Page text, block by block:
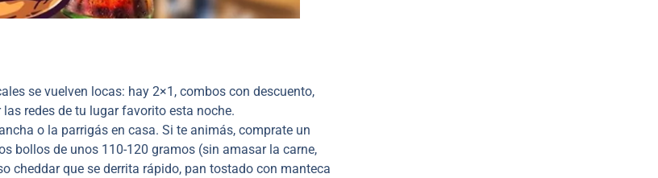
se vuelven locas: hay 2×1, combos con descuento,
redes de tu lugar favorito esta noche.
o la parrigás en casa. Si te animás, comprate un
bollos de unos 110-120 gramos (sin amasar la carne,
cheddar que se derrita rápido, pan tostado con manteca